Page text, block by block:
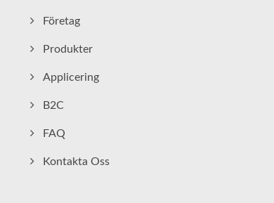
Företag
Produkter
Applicering
B2C
FAQ
Kontakta Oss